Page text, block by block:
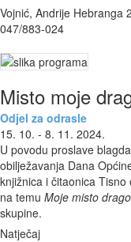
Vojnić, Andrije Hebranga 2
047/883-024
Misto moje
Odjel za odrasle
15. 10. - 8. 11. 2024.
U povodu proslave
obilježavanja Dana
knjižnica i čitaonica
na temu Moje misto drago
skupine.
Natječaj